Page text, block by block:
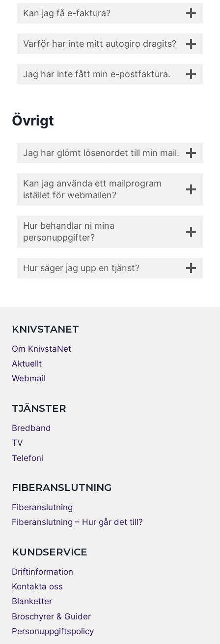
Kan jag få e-faktura?
Varför har inte mitt autogiro dragits?
Jag har inte fått min e-postfaktura.
Övrigt
Jag har glömt lösenordet till min mail.
Kan jag använda ett mailprogram
istället för webmailen?
Hur behandlar ni mina
personuppgifter?
Hur säger jag upp en tjänst?
KNIVSTANET
Om KnivstaNet
Aktuellt
Webmail
TJÄNSTER
Bredband
TV
Telefoni
FIBERANSLUTNING
Fiberanslutning
Fiberanslutning – Hur går det till?
KUNDSERVICE
Driftinformation
Kontakta oss
Blanketter
Broschyrer & Guider
Personuppgiftspolicy